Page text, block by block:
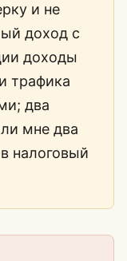
и не
доход с
доходы
трафика
два
мне два
налоговый